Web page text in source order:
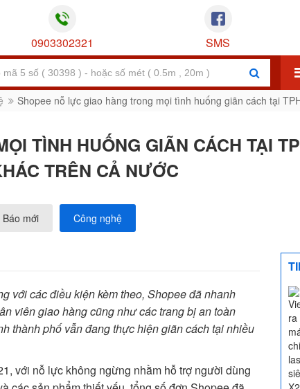
0903302321 SMS
Shopee nỗ lực giao hàng trong mọi tình huống giãn cách tại
TÌNH HUỐNG GIÃN CÁCH TẠI
TRÊN CẢ NƯỚC
Báo mới Công nghệ
với các điều kiện kèm theo, Shopee đã nhanh
viên giao hàng cũng như các trang bị an toàn
thành phố vẫn đang thực hiện giãn cách tại nhiều
với nỗ lực không ngừng nhằm hỗ trợ người dùng